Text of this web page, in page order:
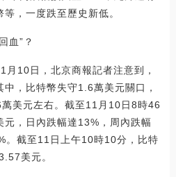
，一度跌至歷史新低。
血”？
10日，北京商報記者注意到，
，比特幣失守1.6萬美元關口，
美元左右。截至11月10日8時46
，日內跌幅達13%，周內跌幅
。截至11日上午10時10分，比特
美元。